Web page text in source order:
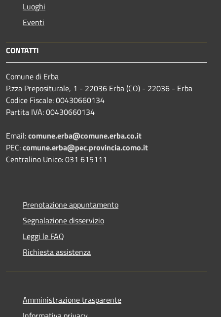
Luoghi
Eventi
CONTATTI
Comune di Erba
P.zza Prepositurale, 1 - 22036 Erba (CO) - 22036 - Erba
Codice Fiscale: 00430660134
Partita IVA: 00430660134
Email:comune.erba@comune.erba.co.it
PEC:comune.erba@pec.provincia.como.it
Centralino Unico: 031 615111
Prenotazione appuntamento
Segnalazione disservizio
Leggi le FAQ
Richiesta assistenza
Amministrazione trasparente